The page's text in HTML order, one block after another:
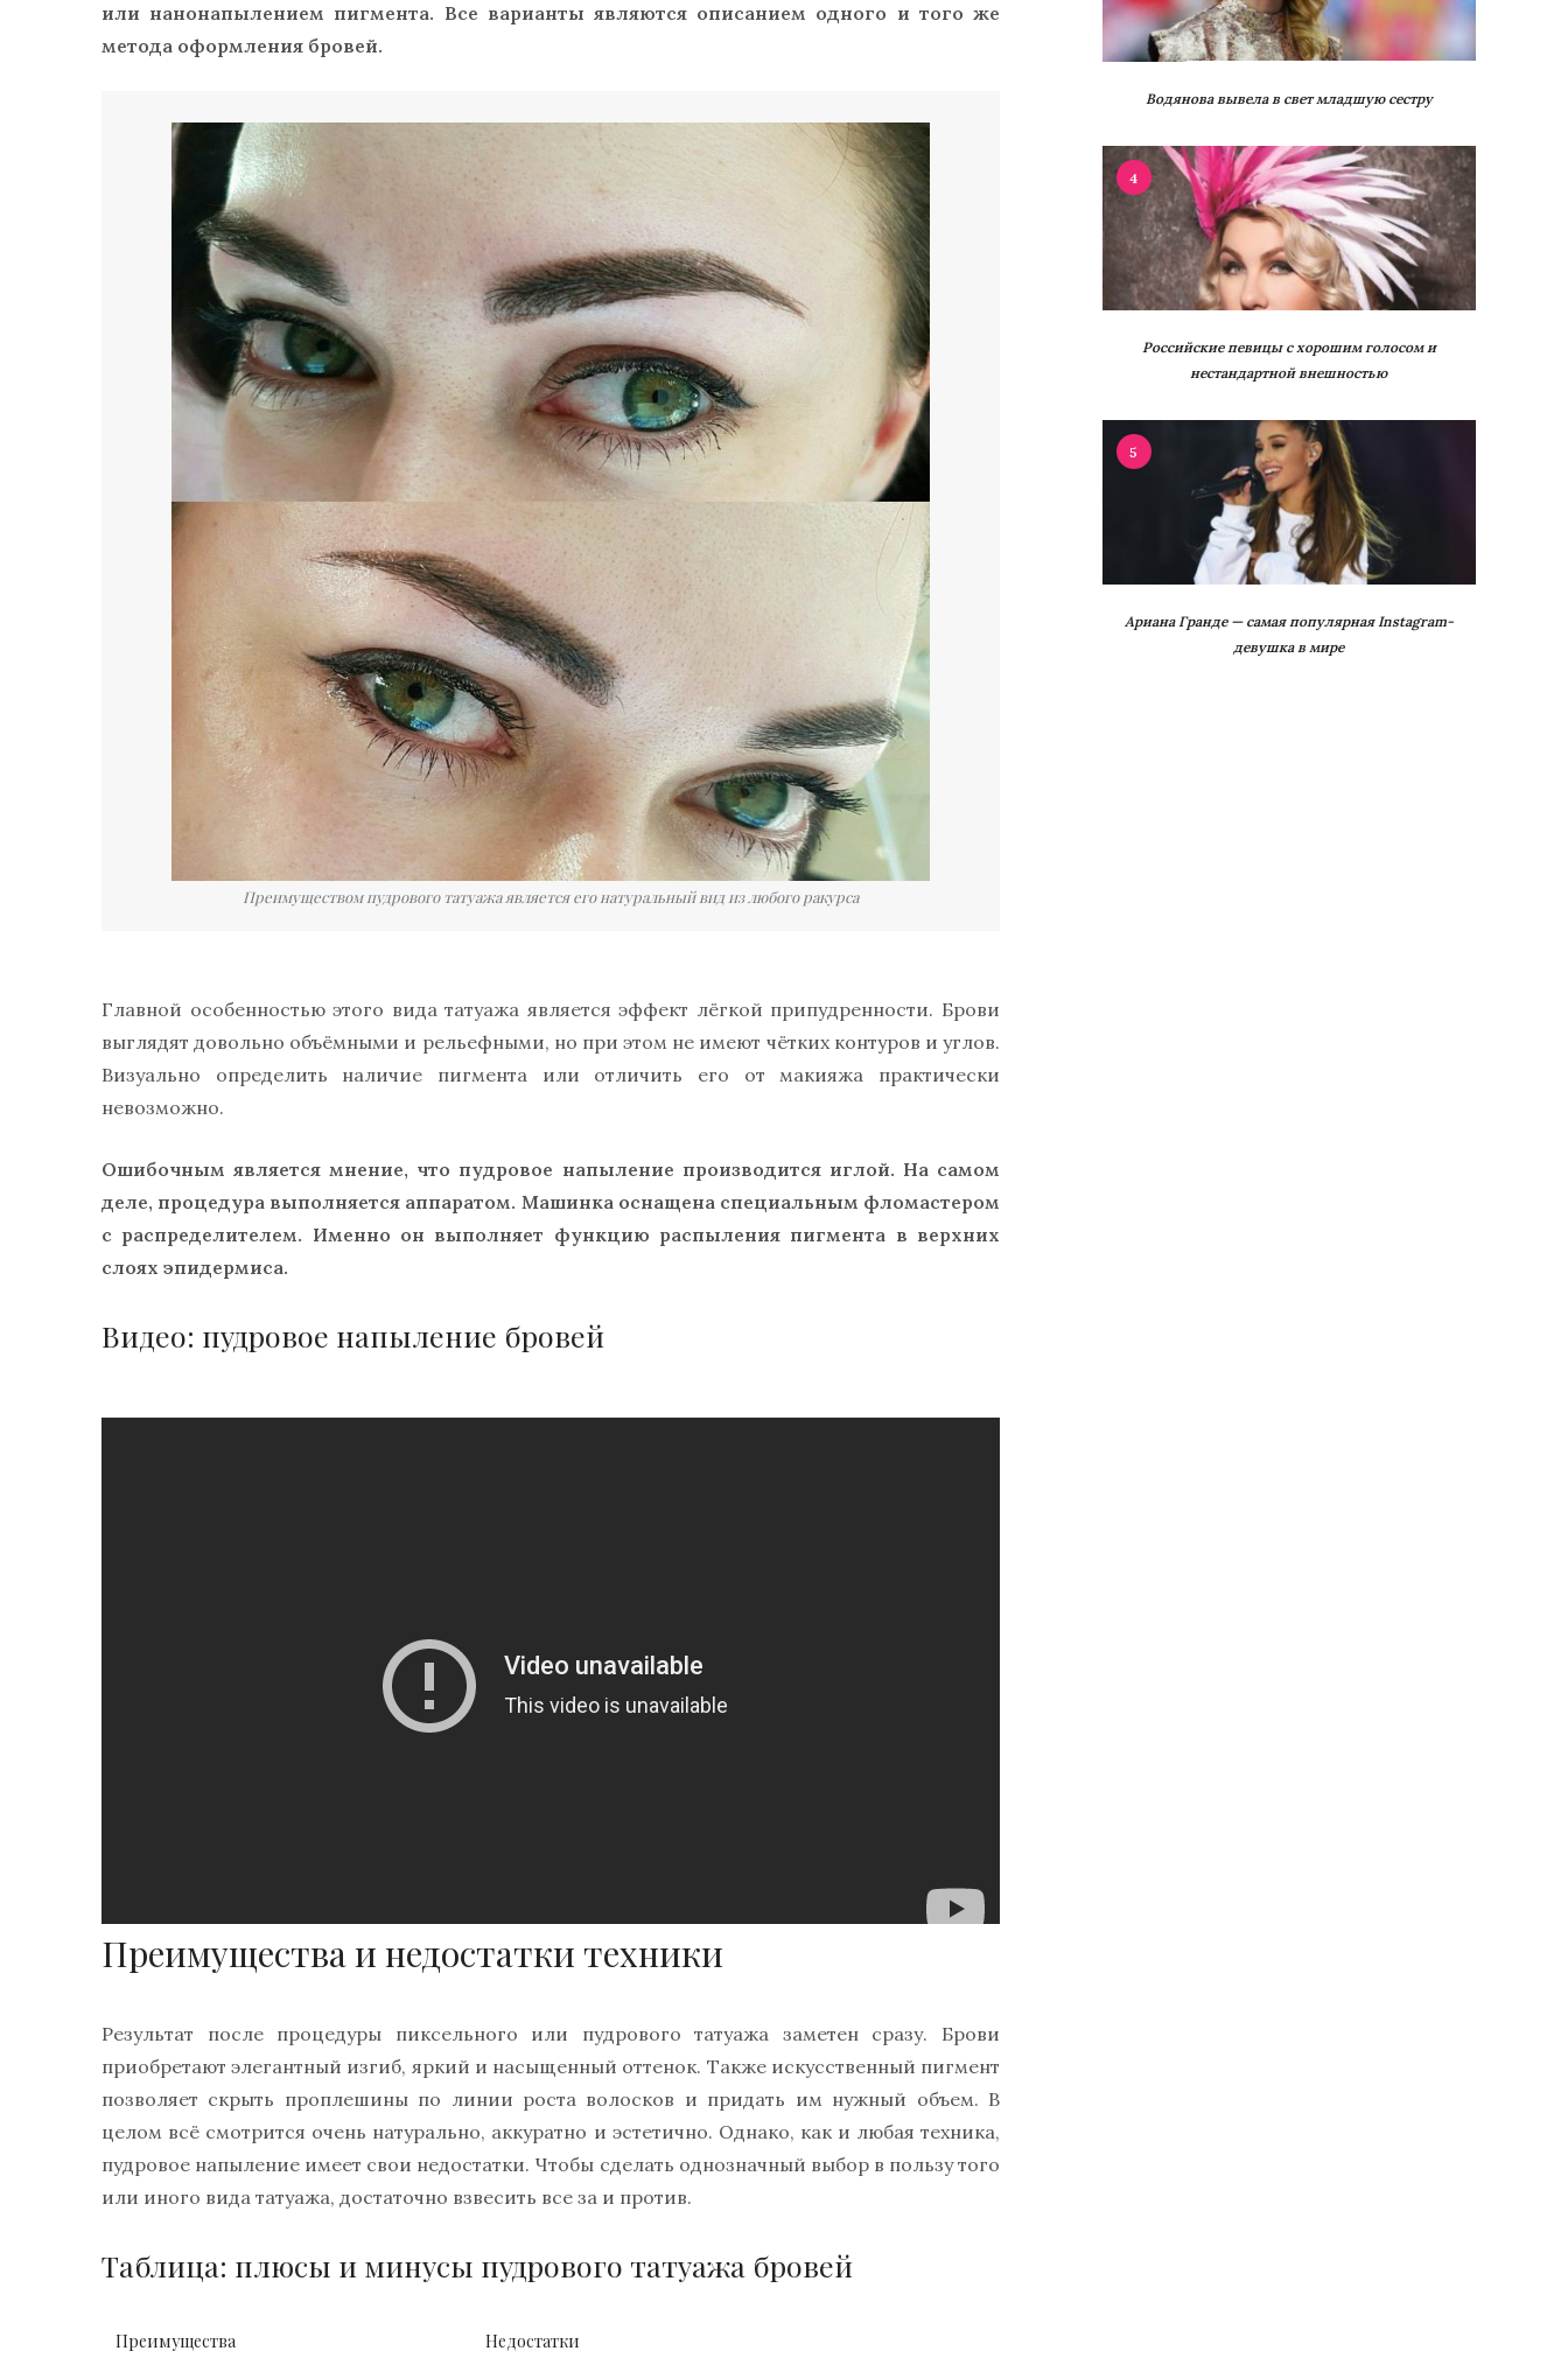
или нанонапылением пигмента. Все варианты являются описанием одного и того же
метода оформления бровей.
Преимуществом пудрового татуажа является его натуральный вид из любого ракурса
Главной особенностью этого вида татуажа является эффект лёгкой припудренности. Брови
выглядят довольно объёмными и рельефными, но при этом не имеют чётких контуров и углов.
Визуально определить наличие пигмента или отличить его от макияжа практически
невозможно.
Ошибочным является мнение, что пудровое напыление производится иглой. На самом
деле, процедура выполняется аппаратом. Машинка оснащена специальным фломастером
с распределителем. Именно он выполняет функцию распыления пигмента в верхних
слоях эпидермиса.
Видео: пудровое напыление бровей
Преимущества и недостатки техники
Результат после процедуры пиксельного или пудрового татуажа заметен сразу. Брови
приобретают элегантный изгиб, яркий и насыщенный оттенок. Также искусственный пигмент
позволяет скрыть проплешины по линии роста волосков и придать им нужный объем. В
целом всё смотрится очень натурально, аккуратно и эстетично. Однако, как и любая техника,
пудровое напыление имеет свои недостатки. Чтобы сделать однозначный выбор в пользу того
или иного вида татуажа, достаточно взвесить все за и против.
Таблица: плюсы и минусы пудрового татуажа бровей
Преимущества Недостатки
Водянова вывела в свет младшую сестру
4
Российские певицы с хорошим голосом и
нестандартной внешностью
5
Ариана Гранде — самая популярная Instagram-
девушка в мире